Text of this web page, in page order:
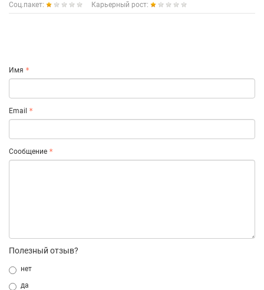
Соц.пакет: Карьерный рост:
Имя
Email
Сообщение
Полезный отзыв?
нет
да